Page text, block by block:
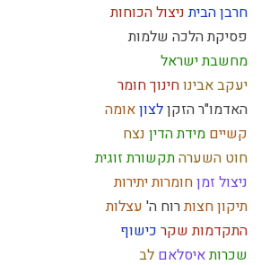
חרבן הביתניצול הכוחות
פסיקת הלכה שלמות
מחשבת ישראל
יעקב אבינוחינוךחומר
האדמו"ר הזקןלצוןאומה
קשיים מידת הדין נצח
חוט השערהתקשורת זוגית
ניצול זמןחומרות יתירות
תיקון חצותרוח ה' עצלות
התקדמותשקר כישוף
שכרותאיסלאם לב